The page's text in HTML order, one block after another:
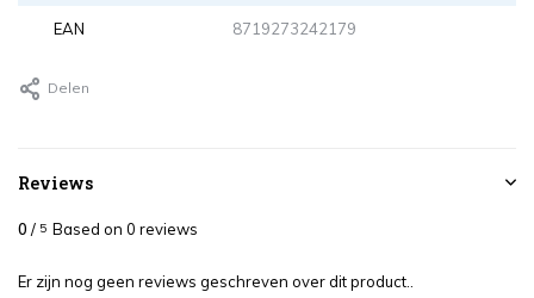
EAN 8719273242179
Delen
Reviews
0 / 5 Based on 0 reviews
Er zijn nog geen reviews geschreven over dit product..